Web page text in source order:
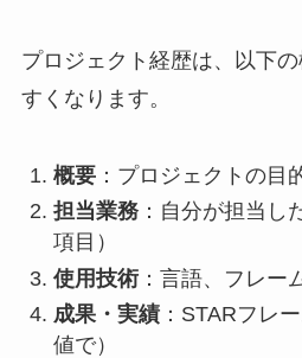
プロジェクト経歴は、以下
すくなります。
概要：プロジェクトの目
担当業務：自分が担当し
項目）
使用技術：言語、フレー
成果・実績：STARフレ
値で）